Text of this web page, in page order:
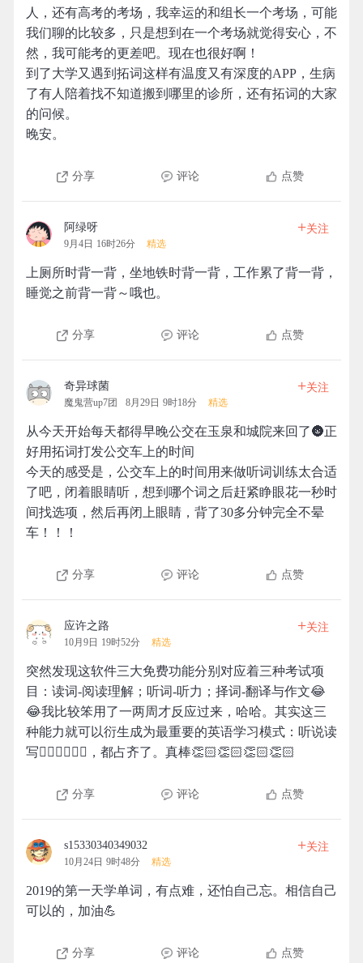
人，还有高考的考场，我幸运的和组长一个考场，可能
我们聊的比较多，只是想到在一个考场就觉得安心，不
然，我可能考的更差吧。现在也很好啊！
到了大学又遇到拓词这样有温度又有深度的APP，生病
了有人陪着找不知道搬到哪里的诊所，还有拓词的大家
的问候。
晚安。
分享 评论 点赞
阿绿呀
9月4日 16时26分 精选
+关注
上厕所时背一背，坐地铁时背一背，工作累了背一背，
睡觉之前背一背～哦也。
分享 评论 点赞
奇异球菌
魔鬼营up7团 8月29日 9时18分 精选
+关注
从今天开始每天都得早晚公交在玉泉和城院来回了🌚正
好用拓词打发公交车上的时间
今天的感受是，公交车上的时间用来做听词训练太合适
了吧，闭着眼睛听，想到哪个词之后赶紧睁眼花一秒时
间找选项，然后再闭上眼睛，背了30多分钟完全不晕
车！！！
分享 评论 点赞
应许之路
10月9日 19时52分 精选
+关注
突然发现这软件三大免费功能分别对应着三种考试项
目：读词-阅读理解；听词-听力；择词-翻译与作文😂
😂我比较笨用了一两周才反应过来，哈哈。其实这三
种能力就可以衍生成为最重要的英语学习模式：听说读
写✍🏻✍🏻✍🏻，都占齐了。真棒👏🏻👏🏻👏🏻👏🏻
分享 评论 点赞
s15330340349032
10月24日 9时48分 精选
+关注
2019的第一天学单词，有点难，还怕自己忘。相信自己
可以的，加油💪
分享 评论 点赞